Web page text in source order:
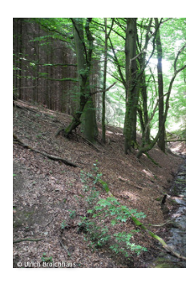
© Ulrich Broichhaus